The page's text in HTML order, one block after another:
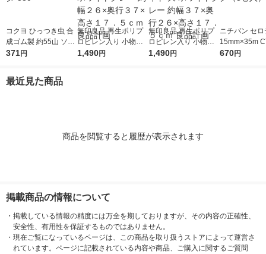
コクヨ ひっつき虫 合
成ゴム製 約55山 ソフ
ト粘着剤 タ-380
371円
無印良品 再生ポリプ
ロピレン入り 小物収
納ケース 大 ホワイト
1,490円
無印良品 再生ポリプ
ロピレン入り 小物収
納ケース ワイド 大 ホ
1,490円
ニチバン セ
15mm×35m
5P 1パック（
670円
最近見た商品
商品を閲覧すると履歴が表示されます
掲載商品の情報について
・ 掲載している情報の精度には万全を期しておりますが、その内容の正確性、
安全性、有用性を保証するものではありません。
・ 現在ご覧になっているページは、この商品を取り扱うストアによって運営さ
れています。ページに記載されている内容や商品、ご購入に関するご質問